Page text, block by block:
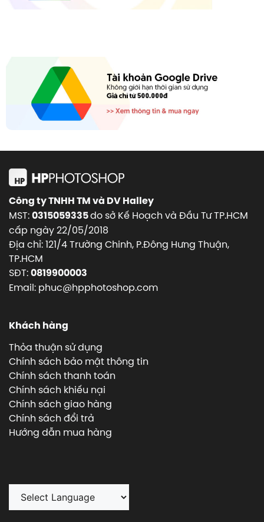
Công ty TNHH TM và DV Halley
MST:0315059335do sở Kế Hoạch và Đầu Tư TP.HCM
cấp ngày 22/05/2018
Địa chỉ: 121/4 Trường Chinh, P.Đông Hưng Thuận,
TP.HCM
SĐT:0819900003
Email: phuc@hpphotoshop.com
Khách hàng
Thỏa thuận sử dụng
Chính sách bảo mật thông tin
Chính sách thanh toán
Chính sách khiếu nại
Chính sách giao hàng
Chính sách đổi trả
Hướng dẫn mua hàng